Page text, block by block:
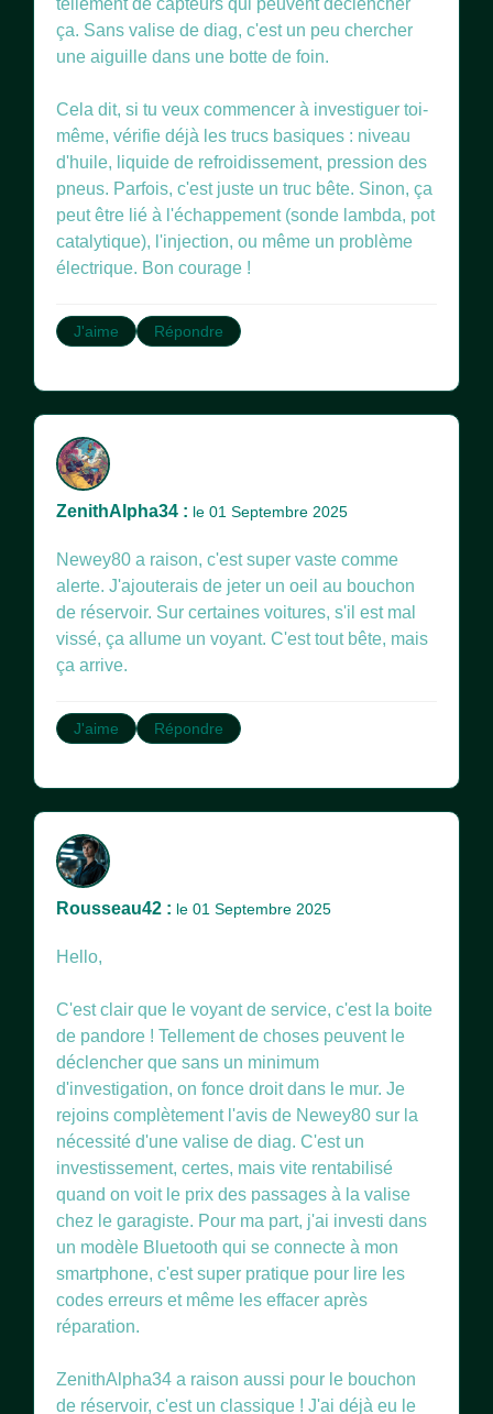
tellement de capteurs qui peuvent déclencher
ça. Sans valise de diag, c'est un peu chercher
une aiguille dans une botte de foin.
Cela dit, si tu veux commencer à investiguer toi-
même, vérifie déjà les trucs basiques : niveau
d'huile, liquide de refroidissement, pression des
pneus. Parfois, c'est juste un truc bête. Sinon, ça
peut être lié à l'échappement (sonde lambda, pot
catalytique), l'injection, ou même un problème
électrique. Bon courage !
J'aime Répondre
ZenithAlpha34 : le 01 Septembre 2025
Newey80 a raison, c'est super vaste comme
alerte. J'ajouterais de jeter un oeil au bouchon
de réservoir. Sur certaines voitures, s'il est mal
vissé, ça allume un voyant. C'est tout bête, mais
ça arrive.
J'aime Répondre
Rousseau42 : le 01 Septembre 2025
Hello,
C'est clair que le voyant de service, c'est la boite
de pandore ! Tellement de choses peuvent le
déclencher que sans un minimum
d'investigation, on fonce droit dans le mur. Je
rejoins complètement l'avis de Newey80 sur la
nécessité d'une valise de diag. C'est un
investissement, certes, mais vite rentabilisé
quand on voit le prix des passages à la valise
chez le garagiste. Pour ma part, j'ai investi dans
un modèle Bluetooth qui se connecte à mon
smartphone, c'est super pratique pour lire les
codes erreurs et même les effacer après
réparation.
ZenithAlpha34 a raison aussi pour le bouchon
de réservoir, c'est un classique ! J'ai déjà eu le